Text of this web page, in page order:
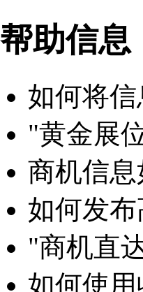
帮助信息
如何将
"黄金展
商机信
如何发
"商机直
如何使